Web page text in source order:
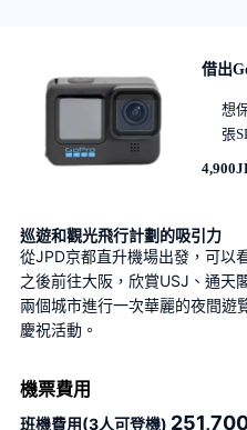
借出
想
張
巡遊和觀光飛行計劃的吸引力
從JPD京都直升機場出發，可以
之後前往大阪，欣賞USJ、通天
兩個城市進行一次華麗的夜間遊
慶祝活動。
機票費用
班機費用(3人可登機)